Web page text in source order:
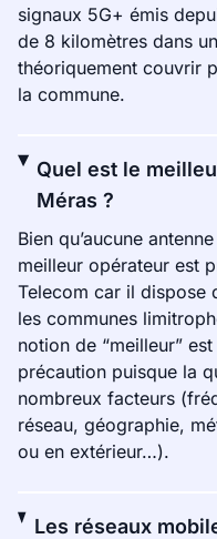
signaux 5G+ émis
de 8 kilomètres dans
théoriquement couvrir
la commune.
Quel est le
Méras ?
Bien qu’aucune
meilleur opérateur est
Telecom car il dispose
les communes
notion de “meilleur”
précaution puisque la
nombreux facteurs
réseau, géographie,
ou en extérieur…).
Les réseaux